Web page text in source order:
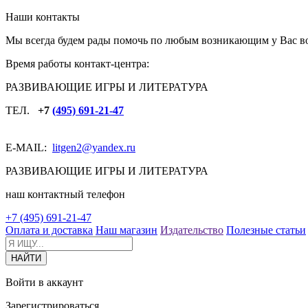
Наши контакты
Мы всегда будем рады помочь по любым возникающим у Вас
Время работы контакт-центра:
РАЗВИВАЮЩИЕ ИГРЫ И ЛИТЕРАТУРА
ТЕЛ. +7 (495) 691-21-47
E-MAIL: litgen2@yandex.ru
РАЗВИВАЮЩИЕ ИГРЫ И ЛИТЕРАТУРА
наш контактный телефон
+7 (495) 691-21-47
Оплата и доставка Наш магазин Издательство Полезные статьи
Войти в аккаунт
Зарегистрироваться